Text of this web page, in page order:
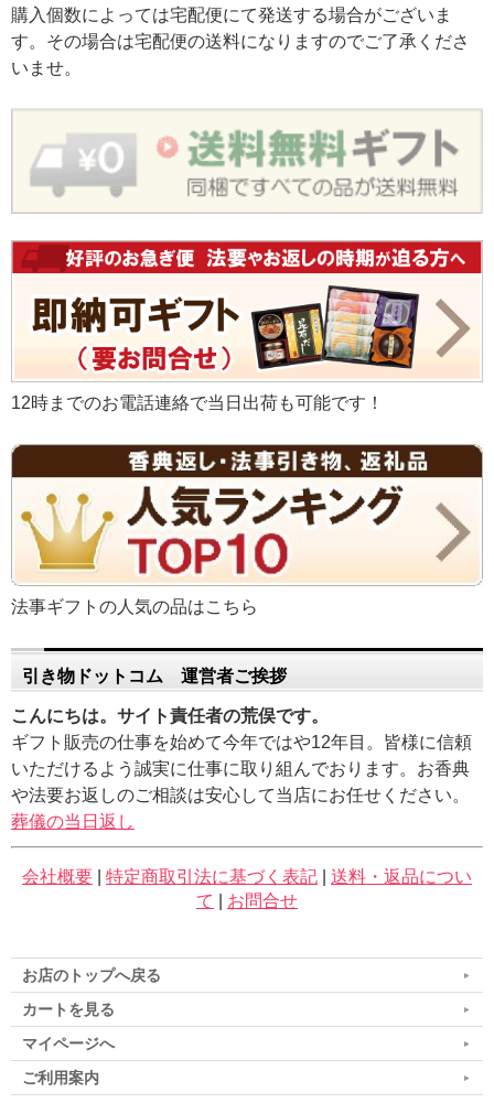
購入個数によっては宅配便にて発送する場合がございま
す。その場合は宅配便の送料になりますのでご了承くださ
いませ。
12時までのお電話連絡で当日出荷も可能です！
法事ギフトの人気の品はこちら
引き物ドットコム 運営者ご挨拶
こんにちは。サイト責任者の荒俣です。
ギフト販売の仕事を始めて今年ではや12年目。皆様に信頼
いただけるよう誠実に仕事に取り組んでおります。お香典
や法要お返しのご相談は安心して当店にお任せください。
葬儀の当日返し
会社概要 特定商取引法に基づく表記
送料・返品につい
て
お問合せ
お店のトップへ戻る
カートを見る
マイページへ
ご利用案内